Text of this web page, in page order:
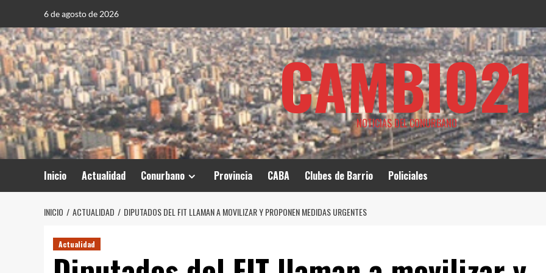
contenido
6 de agosto de 2026
CAMBIO21
NOTICIAS DEL CONURBANO
Inicio Actualidad Conurbano Provincia CABA Clubes de Barrio Policiales
INICIO ACTUALIDAD DIPUTADOS DEL FIT LLAMAN A MOVILIZAR Y PROPONEN MEDIDAS URGENTES
Actualidad